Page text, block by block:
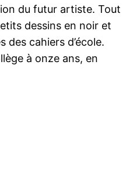
du futur artiste. Tout
dessins en noir et
des cahiers d’école.
à onze ans, en